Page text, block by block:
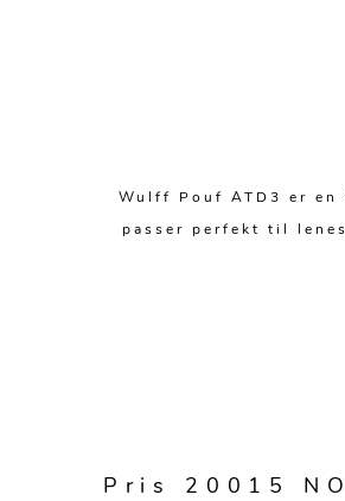
Wulff Pouf ATD3 er
passer perfekt til
Pris 20015